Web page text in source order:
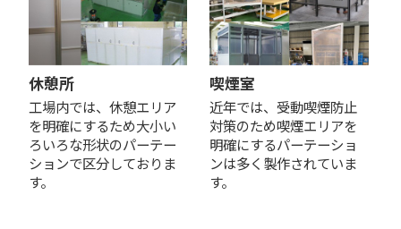
休憩所
工場内では、休憩エリア
を明確にするため大小い
ろいろな形状のパーテー
ションで区分しておりま
す。
喫煙室
近年では、受動喫煙防止
対策のため喫煙エリアを
明確にするパーテーショ
ンは多く製作されていま
す。